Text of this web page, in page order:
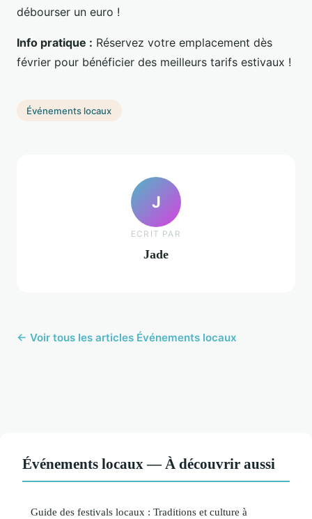
débourser un euro !
Info pratique : Réservez votre emplacement dès
février pour bénéficier des meilleurs tarifs estivaux !
Événements locaux
J
ECRIT PAR
Jade
← Voir tous les articles Événements locaux
Événements locaux — À découvrir aussi
Guide des festivals locaux : Traditions et culture à